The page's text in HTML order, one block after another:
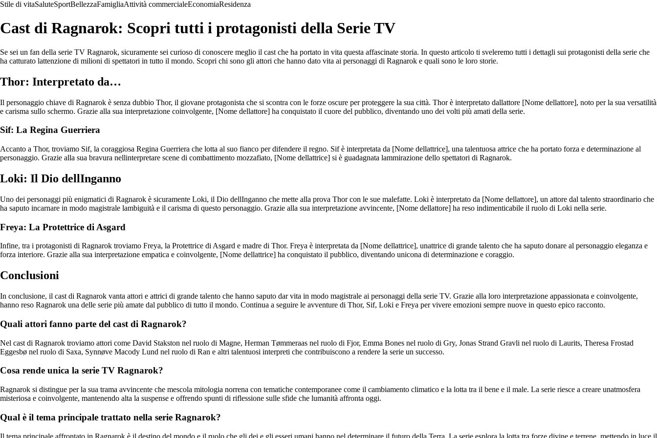
Stile di vitaSaluteSportBellezzaFamigliaAttività commercialeEconomiaResidenza
Cast di Ragnarok: Scopri tutti i protagonisti della Serie TV
Se sei un fan della serie TV Ragnarok, sicuramente sei curioso di conoscere meglio il cast che ha portato in vita questa affascinate storia. In questo articolo ti sveleremo tutti i dettagli sui protagonisti della serie che
ha catturato lattenzione di milioni di spettatori in tutto il mondo. Scopri chi sono gli attori che hanno dato vita ai personaggi di Ragnarok e quali sono le loro storie.
Thor: Interpretato da…
Il personaggio chiave di Ragnarok è senza dubbio Thor, il giovane protagonista che si scontra con le forze oscure per proteggere la sua città. Thor è interpretato dallattore [Nome dellattore], noto per la sua versatilità
e carisma sullo schermo. Grazie alla sua interpretazione coinvolgente, [Nome dellattore] ha conquistato il cuore del pubblico, diventando uno dei volti più amati della serie.
Sif: La Regina Guerriera
Accanto a Thor, troviamo Sif, la coraggiosa Regina Guerriera che lotta al suo fianco per difendere il regno. Sif è interpretata da [Nome dellattrice], una talentuosa attrice che ha portato forza e determinazione al
personaggio. Grazie alla sua bravura nellinterpretare scene di combattimento mozzafiato, [Nome dellattrice] si è guadagnata lammirazione dello spettatori di Ragnarok.
Loki: Il Dio dellInganno
Uno dei personaggi più enigmatici di Ragnarok è sicuramente Loki, il Dio dellInganno che mette alla prova Thor con le sue malefatte. Loki è interpretato da [Nome dellattore], un attore dal talento straordinario che
ha saputo incarnare in modo magistrale lambiguità e il carisma di questo personaggio. Grazie alla sua interpretazione avvincente, [Nome dellattore] ha reso indimenticabile il ruolo di Loki nella serie.
Freya: La Protettrice di Asgard
Infine, tra i protagonisti di Ragnarok troviamo Freya, la Protettrice di Asgard e madre di Thor. Freya è interpretata da [Nome dellattrice], unattrice di grande talento che ha saputo donare al personaggio eleganza e
forza interiore. Grazie alla sua interpretazione empatica e coinvolgente, [Nome dellattrice] ha conquistato il pubblico, diventando unicona di determinazione e coraggio.
Conclusioni
In conclusione, il cast di Ragnarok vanta attori e attrici di grande talento che hanno saputo dar vita in modo magistrale ai personaggi della serie TV. Grazie alla loro interpretazione appassionata e coinvolgente,
hanno reso Ragnarok una delle serie più amate dal pubblico di tutto il mondo. Continua a seguire le avventure di Thor, Sif, Loki e Freya per vivere emozioni sempre nuove in questo epico racconto.
Quali attori fanno parte del cast di Ragnarok?
Nel cast di Ragnarok troviamo attori come David Stakston nel ruolo di Magne, Herman Tømmeraas nel ruolo di Fjor, Emma Bones nel ruolo di Gry, Jonas Strand Gravli nel ruolo di Laurits, Theresa Frostad
Eggesbø nel ruolo di Saxa, Synnøve Macody Lund nel ruolo di Ran e altri talentuosi interpreti che contribuiscono a rendere la serie un successo.
Cosa rende unica la serie TV Ragnarok?
Ragnarok si distingue per la sua trama avvincente che mescola mitologia norrena con tematiche contemporanee come il cambiamento climatico e la lotta tra il bene e il male. La serie riesce a creare unatmosfera
misteriosa e coinvolgente, mantenendo alta la suspense e offrendo spunti di riflessione sulle sfide che lumanità affronta oggi.
Qual è il tema principale trattato nella serie Ragnarok?
Il tema principale affrontato in Ragnarok è il destino del mondo e il ruolo che gli dei e gli esseri umani hanno nel determinare il futuro della Terra. La serie esplora la lotta tra forze divine e terrene, mettendo in luce il